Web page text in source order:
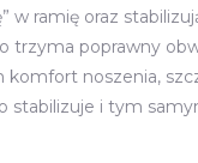
w ramię oraz
trzyma poprawny
noszenia,
stabilizuje i tym